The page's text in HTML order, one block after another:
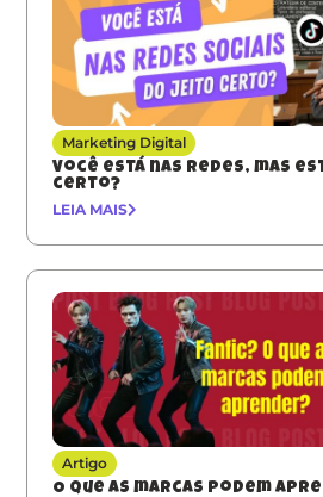
Marketing Digital
Você está nas redes, mas
certo?
LEIA MAIS
Artigo
O que as marcas podem